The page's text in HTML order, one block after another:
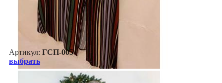
Артикул: ГСП-005
выбрать